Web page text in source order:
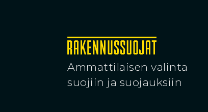
Ammattilaisen valinta
suojiin ja suojauksiin